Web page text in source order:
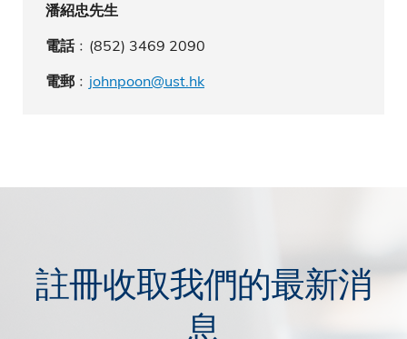
潘紹忠先生
電話﹕(852) 3469 2090
電郵 ﹕ johnpoon@ust.hk
註冊收取我們的最新消
息